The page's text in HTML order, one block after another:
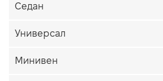
Седан
Универсал
Минивен